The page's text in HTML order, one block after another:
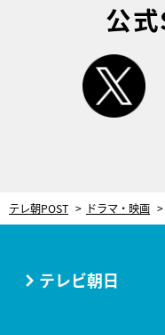
公
テレ朝POST ドラマ・映画
テレビ朝日